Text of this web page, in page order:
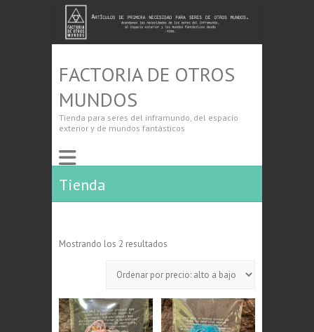
FACTORIA DE OTROS
MUNDOS
Tienda para seres del inframundo, del espacio
exterior y de mundos fantásticos
Tienda
Mostrando los 2 resultados
precio:
a
bajo